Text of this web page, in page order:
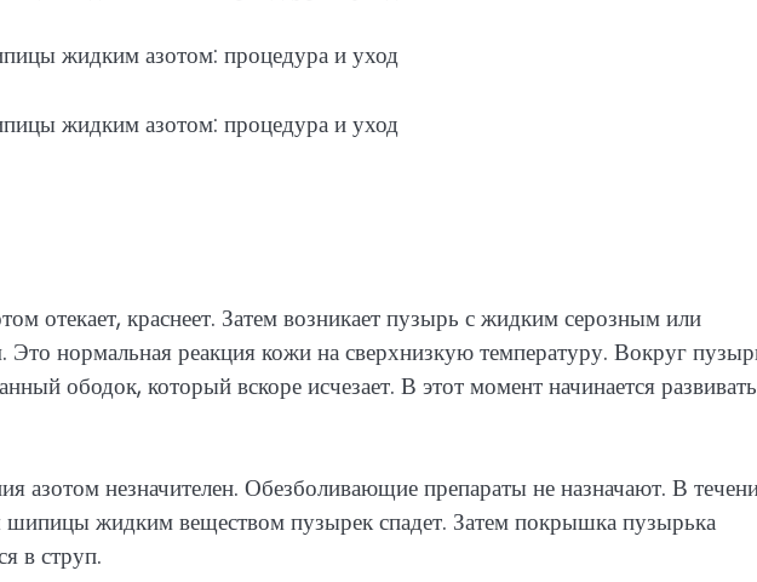
отекает, краснеет. Затем возникает пузырь с жидким серозным или
нормальная реакция кожи на сверхнизкую температуру. Вокруг
ободок, который вскоре исчезает. В этот момент начинается
азотом незначителен. Обезболивающие препараты не назначают. В
шипицы жидким веществом пузырек спадет. Затем покрышка пузырька
в струп.